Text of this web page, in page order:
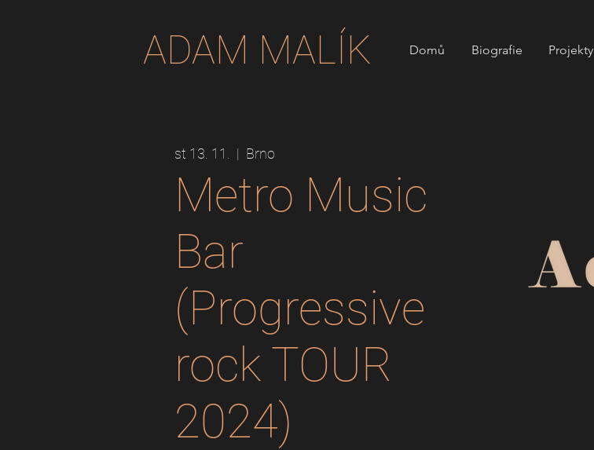
ADAM MALÍK Domů Biografie Projekty
st 13. 11.
  |
Brno
Metro Music
Bar
(Progressive
rock TOUR
2024)